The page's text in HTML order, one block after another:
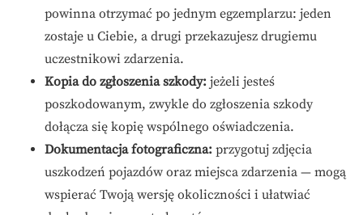
powinna otrzymać po jednym egzemplarzu: jeden
zostaje u Ciebie, a drugi przekazujesz drugiemu
uczestnikowi zdarzenia.
Kopia do zgłoszenia szkody: jeżeli jesteś
poszkodowanym, zwykle do zgłoszenia szkody
dołącza się kopię wspólnego oświadczenia.
Dokumentacja fotograficzna: przygotuj zdjęcia
uszkodzeń pojazdów oraz miejsca zdarzenia — mogą
wspierać Twoją wersję okoliczności i ułatwiać